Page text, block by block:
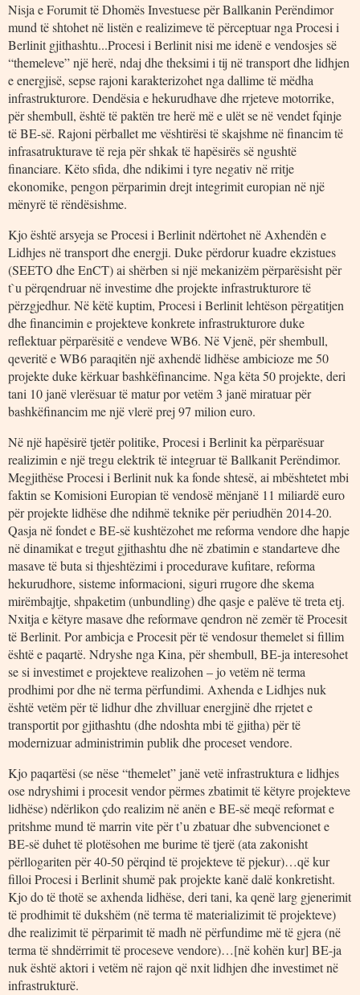
Nisja e Forumit të Dhomës Investuese për Ballkanin Perëndimor
mund të shtohet në listën e realizimeve të përceptuar nga Procesi i
Berlinit gjithashtu...Procesi i Berlinit nisi me idenë e vendosjes së
“themeleve” një herë, ndaj dhe theksimi i tij në transport dhe lidhjen
e energjisë, sepse rajoni karakterizohet nga dallime të mëdha
infrastrukturore. Dendësia e hekurudhave dhe rrjeteve motorrike,
për shembull, është të paktën tre herë më e ulët se në vendet fqinje
të BE-së. Rajoni përballet me vështirësi të skajshme në financim të
infrasatrukturave të reja për shkak të hapësirës së ngushtë
financiare. Këto sfida, dhe ndikimi i tyre negativ në rritje
ekonomike, pengon përparimin drejt integrimit europian në një
mënyrë të rëndësishme.
Kjo është arsyeja se Procesi i Berlinit ndërtohet në Axhendën e
Lidhjes në transport dhe energji. Duke përdorur kuadre ekzistues
(SEETO dhe EnCT) ai shërben si një mekanizëm përparësisht për
t`u përqendruar në investime dhe projekte infrastrukturore të
përzgjedhur. Në këtë kuptim, Procesi i Berlinit lehtëson përgatitjen
dhe financimin e projekteve konkrete infrastrukturore duke
reflektuar përparësitë e vendeve WB6. Në Vjenë, për shembull,
qeveritë e WB6 paraqitën një axhendë lidhëse ambicioze me 50
projekte duke kërkuar bashkëfinancime. Nga këta 50 projekte, deri
tani 10 janë vlerësuar të matur por vetëm 3 janë miratuar për
bashkëfinancim me një vlerë prej 97 milion euro.
Në një hapësirë tjetër politike, Procesi i Berlinit ka përparësuar
realizimin e një tregu elektrik të integruar të Ballkanit Perëndimor.
Megjithëse Procesi i Berlinit nuk ka fonde shtesë, ai mbështetet mbi
faktin se Komisioni Europian të vendosë mënjanë 11 miliardë euro
për projekte lidhëse dhe ndihmë teknike për periudhën 2014-20.
Qasja në fondet e BE-së kushtëzohet me reforma vendore dhe hapje
në dinamikat e tregut gjithashtu dhe në zbatimin e standarteve dhe
masave të buta si thjeshtëzimi i procedurave kufitare, reforma
hekurudhore, sisteme informacioni, siguri rrugore dhe skema
mirëmbajtje, shpaketim (unbundling) dhe qasje e palëve të treta etj.
Nxitja e këtyre masave dhe reformave qendron në zemër të Procesit
të Berlinit. Por ambicja e Procesit për të vendosur themelet si fillim
është e paqartë. Ndryshe nga Kina, për shembull, BE-ja interesohet
se si investimet e projekteve realizohen – jo vetëm në terma
prodhimi por dhe në terma përfundimi. Axhenda e Lidhjes nuk
është vetëm për të lidhur dhe zhvilluar energjinë dhe rrjetet e
transportit por gjithashtu (dhe ndoshta mbi të gjitha) për të
modernizuar administrimin publik dhe proceset vendore.
Kjo paqartësi (se nëse “themelet” janë vetë infrastruktura e lidhjes
ose ndryshimi i procesit vendor përmes zbatimit të këtyre projekteve
lidhëse) ndërlikon çdo realizim në anën e BE-së meqë reformat e
pritshme mund të marrin vite për t’u zbatuar dhe subvencionet e
BE-së duhet të plotësohen me burime të tjerë (ata zakonisht
përllogariten për 40-50 përqind të projekteve të pjekur)…që kur
filloi Procesi i Berlinit shumë pak projekte kanë dalë konkretisht.
Kjo do të thotë se axhenda lidhëse, deri tani, ka qenë larg gjenerimit
të prodhimit të dukshëm (në terma të materializimit të projekteve)
dhe realizimit të përparimit të madh në përfundime më të gjera (në
terma të shndërrimit të proceseve vendore)…[në kohën kur] BE-ja
nuk është aktori i vetëm në rajon që nxit lidhjen dhe investimet në
infrastrukturë.